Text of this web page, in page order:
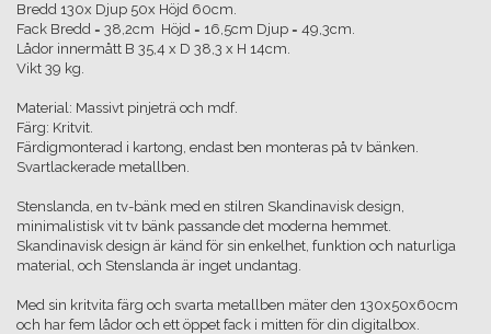
Bredd 130x Djup 50x Höjd 60cm.
Fack Bredd = 38,2cm Höjd = 16,5cm Djup = 49,3cm.
Lådor innermått B 35,4 x D 38,3 x H 14cm.
Vikt 39 kg.
Material: Massivt pinjeträ och mdf.
Färg: Kritvit.
Färdigmonterad i kartong, endast ben monteras på tv bänken.
Svartlackerade metallben.
Stenslanda, en tv-bänk med en stilren Skandinavisk design,
minimalistisk vit tv bänk passande det moderna hemmet.
Skandinavisk design är känd för sin enkelhet, funktion och naturliga
material, och Stenslanda är inget undantag.
Med sin kritvita färg och svarta metallben mäter den 130x50x60cm
och har fem lådor och ett öppet fack i mitten för din digitalbox.